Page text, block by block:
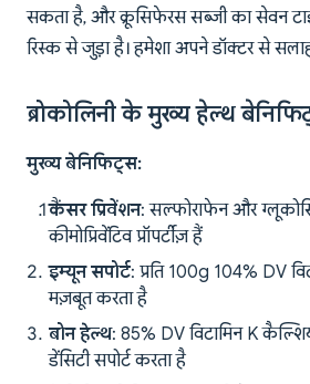
सकता है, और क्रूसिफेरस सब्जी का सेवन
रिस्क से जुड़ा है। हमेशा अपने डॉक्टर से
ब्रोकोलिनी के मुख्य हेल्थ
मुख्य बेनिफिट्स:
कैंसर प्रिवेंशन: सल्फोराफेन और
कीमोप्रिवेंटिव प्रॉपर्टीज़ हैं
इम्यून सपोर्ट: प्रति 100g 104% DV
मज़बूत करता है
बोन हेल्थ: 85% DV विटामिन K
डेंसिटी सपोर्ट करता है